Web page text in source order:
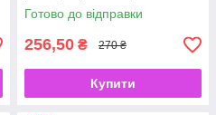
Готово до відправки
256,50 ₴ 270 ₴
Купити